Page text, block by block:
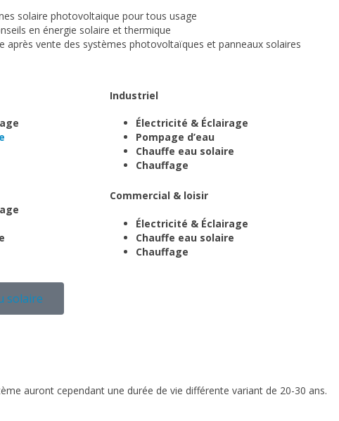
solaire photovoltaique pour tous usage
en énergie solaire et thermique
après vente des systèmes photovoltaïques et panneaux solaires
Industriel
Électricité & Éclairage
Pompage d’eau
Chauffe eau solaire
Chauffage
Commercial & loisir
Électricité & Éclairage
Chauffe eau solaire
Chauffage
solaire
auront cependant une durée de vie différente variant de 20-30 ans.